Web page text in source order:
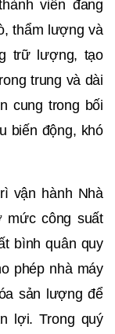
viên đang
thẩm lượng và
trữ lượng, tạo
trung và dài
cung trong bối
biến động, khó
vận hành Nhà
mức công suất
bình quân quy
phép nhà máy
sản lượng để
lợi. Trong quý